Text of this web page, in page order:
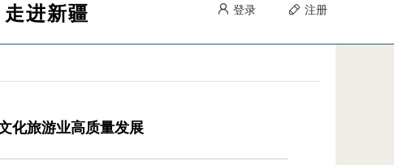
走进新疆 登录 注册
化旅游业高质量发展